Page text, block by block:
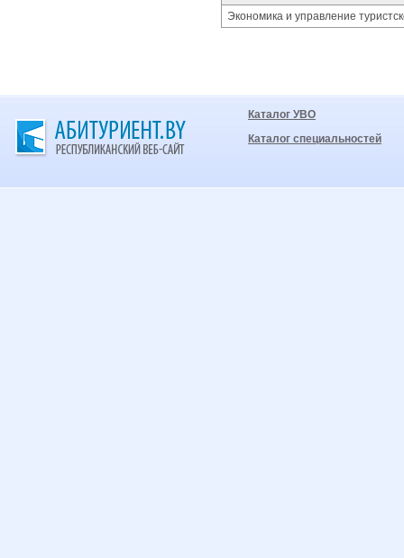
Экономика и управление
Каталог УВО
Каталог специальностей